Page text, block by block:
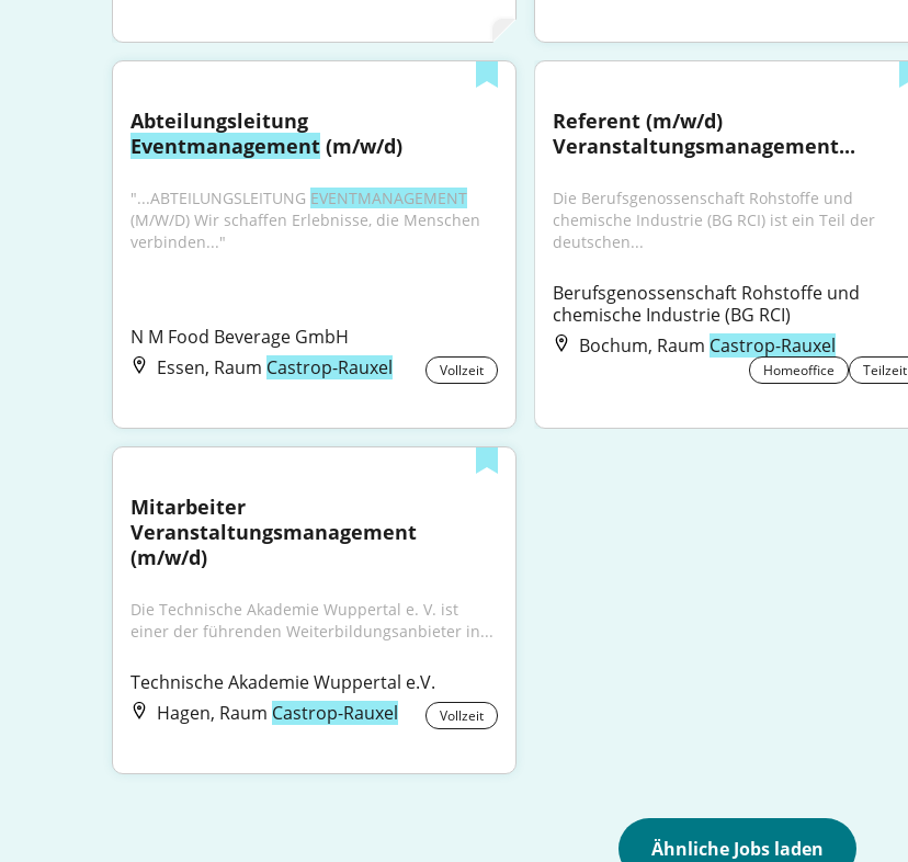
Eventmanagement (m/w/d)
"...ABTEILUNGSLEITUNG EVENTMANAGEMENT
(M/W/D) Wir schaffen Erlebnisse, die Menschen
verbinden..."
N M Food Beverage GmbH
Essen, Raum Castrop-Rauxel Vollzeit
Referent (m/w/d)
Veranstaltungsmanagement...
Die Berufsgenossenschaft Rohstoffe und
chemische Industrie (BG RCI) ist ein Teil der
deutschen...
Berufsgenossenschaft Rohstoffe und
chemische Industrie (BG RCI)
Bochum, Raum Castrop-Rauxel
Homeoffice Teilzeit
Mitarbeiter
Veranstaltungsmanagement
(m/w/d)
Die Technische Akademie Wuppertal e. V. ist
einer der führenden Weiterbildungsanbieter in...
Technische Akademie Wuppertal e.V.
Hagen, Raum Castrop-Rauxel Vollzeit
Ähnliche Jobs laden